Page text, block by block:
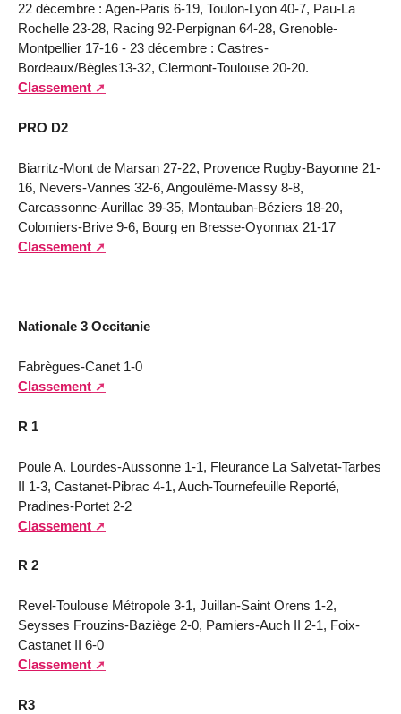
22 décembre : Agen-Paris 6-19, Toulon-Lyon 40-7, Pau-La
Rochelle 23-28, Racing 92-Perpignan 64-28, Grenoble-
Montpellier 17-16 - 23 décembre : Castres-
Bordeaux/Bègles13-32, Clermont-Toulouse 20-20.
Classement
PRO D2
Biarritz-Mont de Marsan 27-22, Provence Rugby-Bayonne 21-
16, Nevers-Vannes 32-6, Angoulême-Massy 8-8,
Carcassonne-Aurillac 39-35, Montauban-Béziers 18-20,
Colomiers-Brive 9-6, Bourg en Bresse-Oyonnax 21-17
Classement
Nationale 3 Occitanie
Fabrègues-Canet 1-0
Classement
R 1
Poule A. Lourdes-Aussonne 1-1, Fleurance La Salvetat-Tarbes
II 1-3, Castanet-Pibrac 4-1, Auch-Tournefeuille Reporté,
Pradines-Portet 2-2
Classement
R 2
Revel-Toulouse Métropole 3-1, Juillan-Saint Orens 1-2,
Seysses Frouzins-Baziège 2-0, Pamiers-Auch II 2-1, Foix-
Castanet II 6-0
Classement
R3